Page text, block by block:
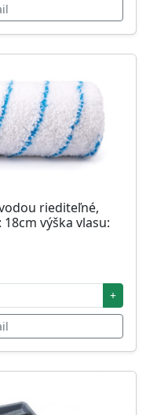
vodou riediteľné,
výška vlasu:
+